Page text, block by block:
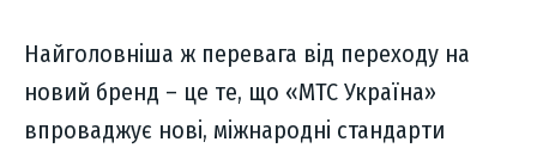
Найголовніша ж перевага від переходу на
новий бренд – це те, що «МТС Україна»
впроваджує нові, міжнародні стандарти